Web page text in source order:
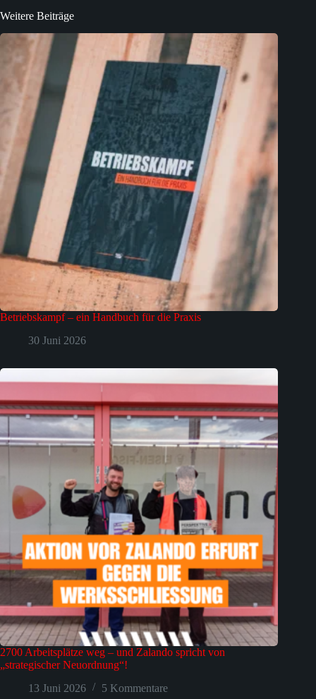
Weitere Beiträge
Betriebskampf – ein Handbuch für die Praxis
30 Juni 2026
2700 Arbeitsplätze weg – und Zalando spricht von
„strategischer Neuordnung“!
13 Juni 2026
5 Kommentare